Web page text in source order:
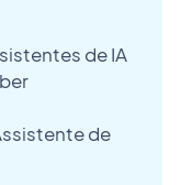
de IA
de